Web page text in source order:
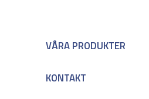
VÅRA PRODUKTER
KONTAKT